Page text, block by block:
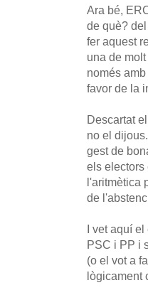
Ara bé,
de què?
fer aquest
una de
només
favor de la
Descartat
no el
gest de
els electors
l'aritmètica
de
I vet aquí
PSC i PP i
(o el vot a
lògicament